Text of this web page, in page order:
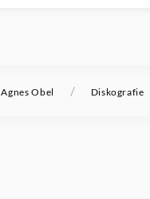
Agnes Obel / Diskografie